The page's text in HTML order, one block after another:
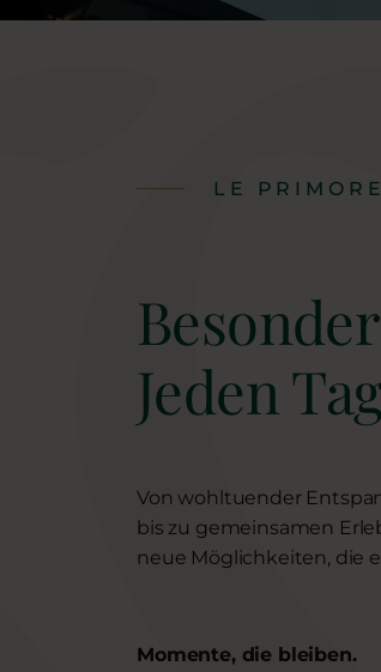
LE
Jeden
Von wohltuender
bis zu gemeinsamen
neue Möglichkeiten, die
Momente, die bleiben.